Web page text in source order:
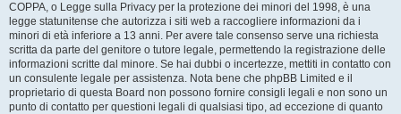
COPPA, o Legge sulla Privacy per la protezione dei minori del 1998, è una
legge statunitense che autorizza i siti web a raccogliere informazioni da i
minori di età inferiore a 13 anni. Per avere tale consenso serve una richiesta
scritta da parte del genitore o tutore legale, permettendo la registrazione delle
informazioni scritte dal minore. Se hai dubbi o incertezze, mettiti in contatto con
un consulente legale per assistenza. Nota bene che phpBB Limited e il
proprietario di questa Board non possono fornire consigli legali e non sono un
punto di contatto per questioni legali di qualsiasi tipo, ad eccezione di quanto